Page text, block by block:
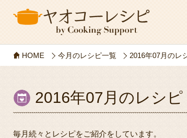
HOME 今月のレシピ一覧 2016年07月のレ
2016年07月のレシピ
毎月続々とレシピをご紹介をしています。